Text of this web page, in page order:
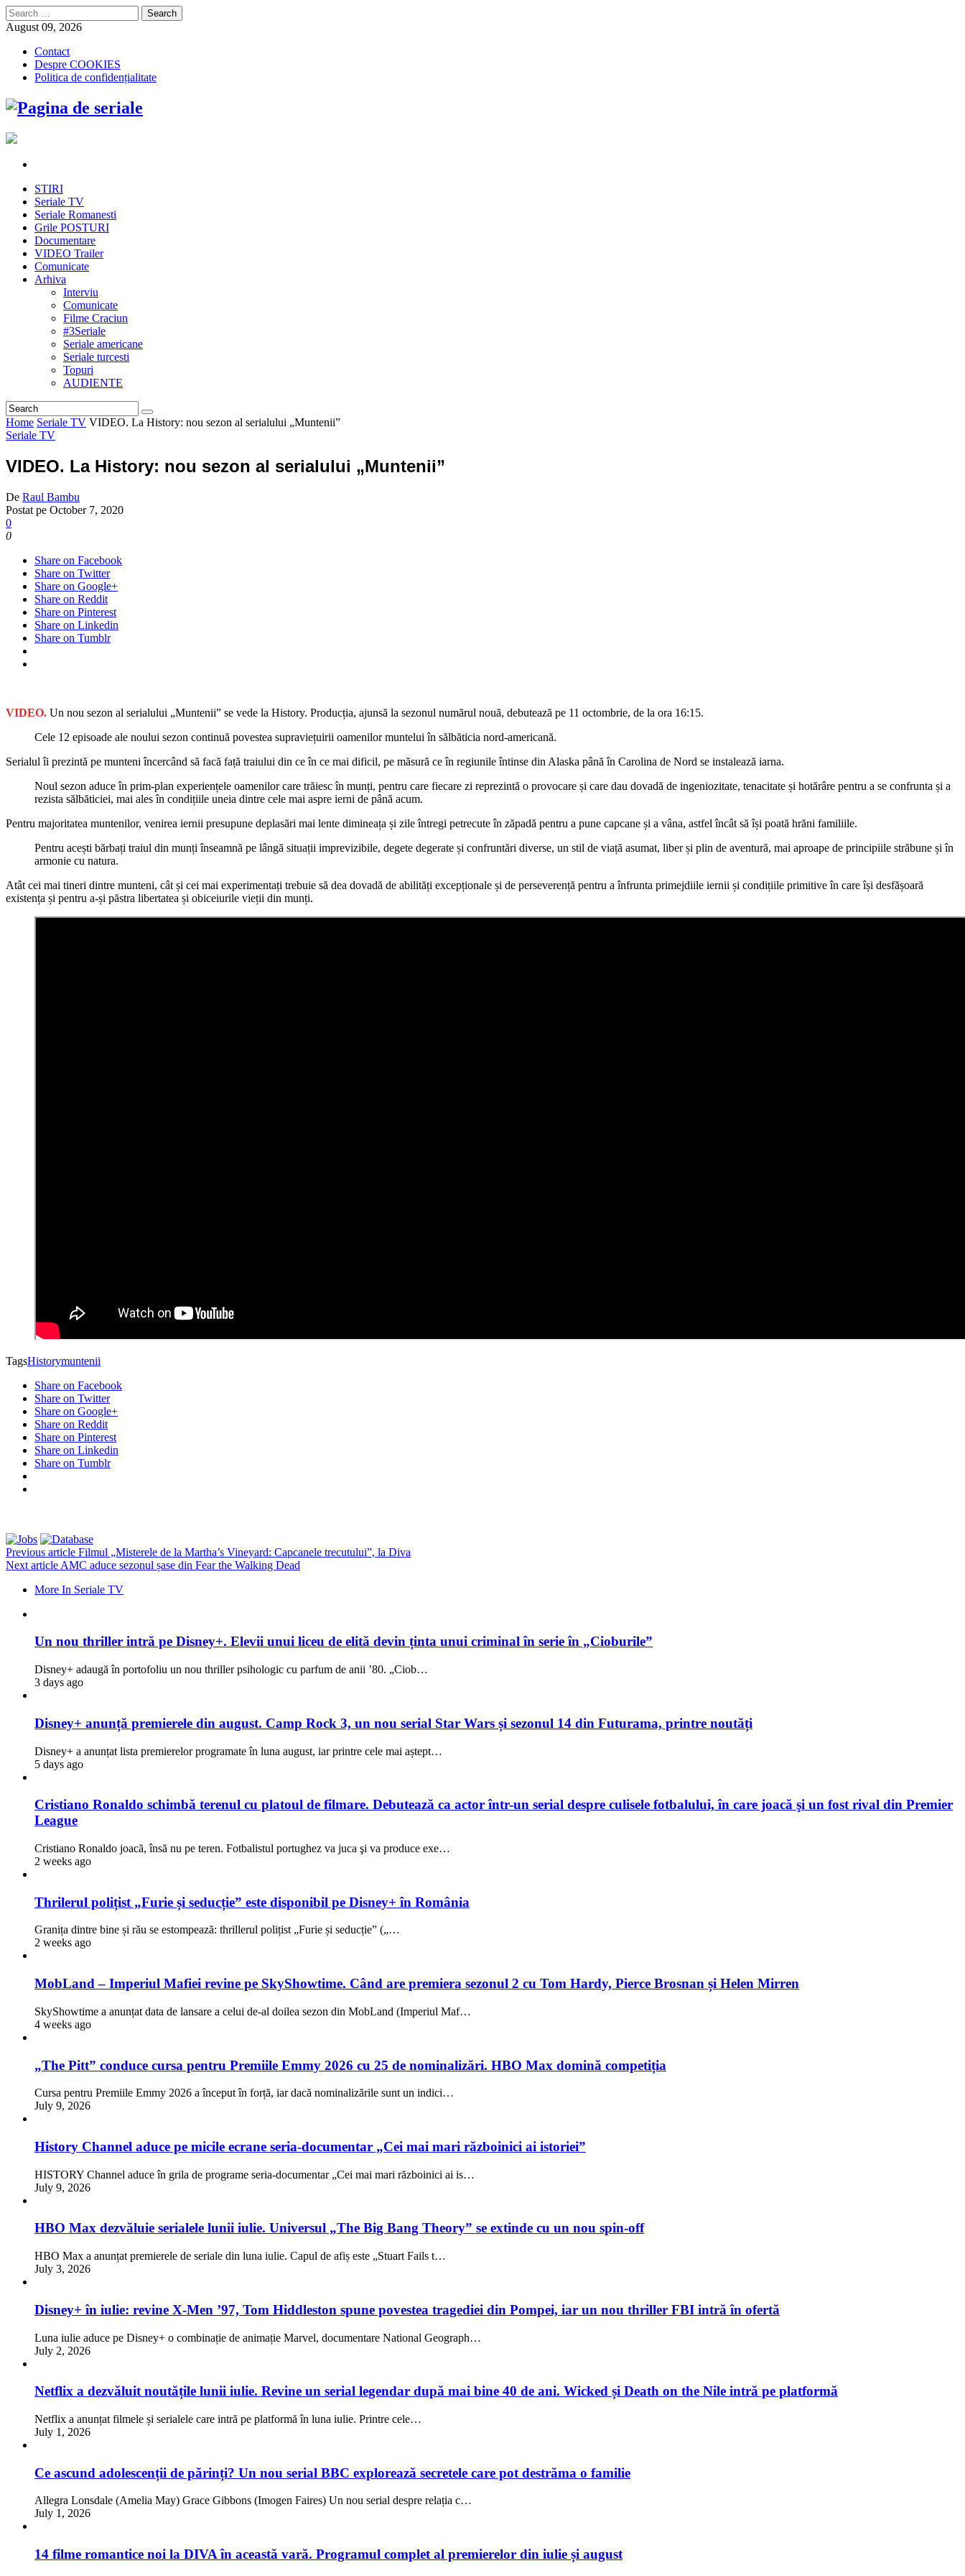
Search
for:
August 09, 2026
Contact
Despre COOKIES
Politica de confidențialitate
STIRI
Seriale TV
Seriale Romanesti
Grile POSTURI
Documentare
VIDEO Trailer
Comunicate
Arhiva
Interviu
Comunicate
Filme Craciun
#3Seriale
Seriale americane
Seriale turcesti
Topuri
AUDIENTE
Home Seriale TV VIDEO. La History: nou sezon al serialului „Muntenii”
Seriale TV
VIDEO. La History: nou sezon al serialului „Muntenii”
De Raul Bambu
Postat pe October 7, 2020
0
0
Share on Facebook
Share on Twitter
Share on Google+
Share on Reddit
Share on Pinterest
Share on Linkedin
Share on Tumblr
VIDEO. Un nou sezon al serialului „Muntenii” se vede la History. Producția, ajunsă la sezonul numărul nouă, debutează pe 11 octombrie, de la ora 16:15.
Cele 12 episoade ale noului sezon continuă povestea supraviețuirii oamenilor muntelui în sălbăticia nord-americană.
Serialul îi prezintă pe munteni încercând să facă față traiului din ce în ce mai dificil, pe măsură ce în regiunile întinse din Alaska până în Carolina de Nord se instalează iarna.
Noul sezon aduce în prim-plan experiențele oamenilor care trăiesc în munți, pentru care fiecare zi reprezintă o provocare și care dau dovadă de ingeniozitate, tenacitate și hotărâre pentru a se confrunta și a
rezista sălbăticiei, mai ales în condițiile uneia dintre cele mai aspre ierni de până acum.
Pentru majoritatea muntenilor, venirea iernii presupune deplasări mai lente dimineața și zile întregi petrecute în zăpadă pentru a pune capcane și a vâna, astfel încât să își poată hrăni familiile.
Pentru acești bărbați traiul din munți înseamnă pe lângă situații imprevizibile, degete degerate și confruntări diverse, un stil de viață asumat, liber și plin de aventură, mai aproape de principiile străbune și în
armonie cu natura.
Atât cei mai tineri dintre munteni, cât și cei mai experimentați trebuie să dea dovadă de abilități excepționale și de perseverență pentru a înfrunta primejdiile iernii și condițiile primitive în care își desfășoară
existența și pentru a-și păstra libertatea și obiceiurile vieții din munți.
TagsHistorymuntenii
Share on Facebook
Share on Twitter
Share on Google+
Share on Reddit
Share on Pinterest
Share on Linkedin
Share on Tumblr
Previous article Filmul „Misterele de la Martha’s Vineyard: Capcanele trecutului”, la Diva
Next article AMC aduce sezonul șase din Fear the Walking Dead
More In Seriale TV
Un nou thriller intră pe Disney+. Elevii unui liceu de elită devin ținta unui criminal în serie în „Cioburile”
Disney+ adaugă în portofoliu un nou thriller psihologic cu parfum de anii ’80. „Ciob…
3 days ago
Disney+ anunță premierele din august. Camp Rock 3, un nou serial Star Wars și sezonul 14 din Futurama, printre noutăți
Disney+ a anunțat lista premierelor programate în luna august, iar printre cele mai aștept…
5 days ago
Cristiano Ronaldo schimbă terenul cu platoul de filmare. Debutează ca actor într-un serial despre culisele fotbalului, în care joacă şi un fost rival din Premier
League
Cristiano Ronaldo joacă, însă nu pe teren. Fotbalistul portughez va juca şi va produce exe…
2 weeks ago
Thrilerul polițist „Furie și seducție” este disponibil pe Disney+ în România
Granița dintre bine și rău se estompează: thrillerul polițist „Furie și seducție” („…
2 weeks ago
MobLand – Imperiul Mafiei revine pe SkyShowtime. Când are premiera sezonul 2 cu Tom Hardy, Pierce Brosnan și Helen Mirren
SkyShowtime a anunțat data de lansare a celui de-al doilea sezon din MobLand (Imperiul Maf…
4 weeks ago
„The Pitt” conduce cursa pentru Premiile Emmy 2026 cu 25 de nominalizări. HBO Max domină competiția
Cursa pentru Premiile Emmy 2026 a început în forță, iar dacă nominalizările sunt un indici…
July 9, 2026
History Channel aduce pe micile ecrane seria-documentar „Cei mai mari războinici ai istoriei”
HISTORY Channel aduce în grila de programe seria-documentar „Cei mai mari războinici ai is…
July 9, 2026
HBO Max dezvăluie serialele lunii iulie. Universul „The Big Bang Theory” se extinde cu un nou spin-off
HBO Max a anunțat premierele de seriale din luna iulie. Capul de afiș este „Stuart Fails t…
July 3, 2026
Disney+ în iulie: revine X-Men ’97, Tom Hiddleston spune povestea tragediei din Pompei, iar un nou thriller FBI intră în ofertă
Luna iulie aduce pe Disney+ o combinație de animație Marvel, documentare National Geograph…
July 2, 2026
Netflix a dezvăluit noutățile lunii iulie. Revine un serial legendar după mai bine 40 de ani. Wicked și Death on the Nile intră pe platformă
Netflix a anunțat filmele și serialele care intră pe platformă în luna iulie. Printre cele…
July 1, 2026
Ce ascund adolescenții de părinți? Un nou serial BBC explorează secretele care pot destrăma o familie
Allegra Lonsdale (Amelia May) Grace Gibbons (Imogen Faires) Un nou serial despre relația c…
July 1, 2026
14 filme romantice noi la DIVA în această vară. Programul complet al premierelor din iulie și august